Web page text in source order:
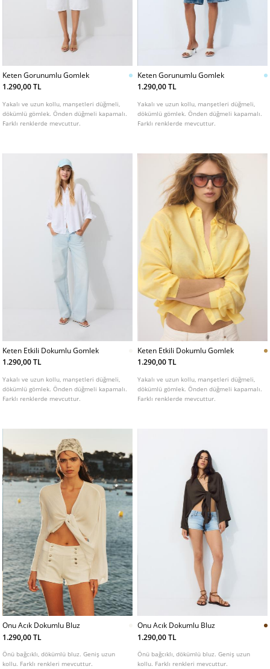
Keten Gorunumlu Gomlek
1.290,00 TL
Yakalı ve uzun kollu, manşetleri düğmeli,
dökümlü gömlek. Önden düğmeli kapamalı.
Farklı renklerde mevcuttur.
Keten Gorunumlu Gomlek
1.290,00 TL
Yakalı ve uzun kollu, manşetleri düğmeli,
dökümlü gömlek. Önden düğmeli kapamalı.
Farklı renklerde mevcuttur.
Keten Etkili Dokumlu Gomlek
1.290,00 TL
Yakalı ve uzun kollu, manşetleri düğmeli,
dökümlü gömlek. Önden düğmeli kapamalı.
Farklı renklerde mevcuttur.
Keten Etkili Dokumlu Gomlek
1.290,00 TL
Yakalı ve uzun kollu, manşetleri düğmeli,
dökümlü gömlek. Önden düğmeli kapamalı.
Farklı renklerde mevcuttur.
Onu Acık Dokumlu Bluz
1.290,00 TL
Önü bağcıklı, dökümlü bluz. Geniş uzun
kollu. Farklı renkleri mevcuttur.
Onu Acık Dokumlu Bluz
1.290,00 TL
Önü bağcıklı, dökümlü bluz. Geniş uzun
kollu. Farklı renkleri mevcuttur.